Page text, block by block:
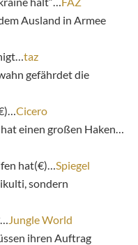
Ausland in Armee
taz
gefährdet die
Cicero
einen großen Haken…
hat(€)… Spiegel
sondern
Jungle World
ihren Auftrag